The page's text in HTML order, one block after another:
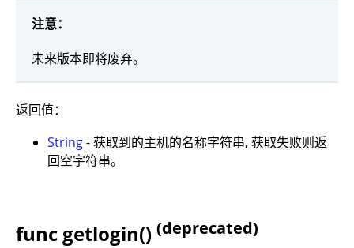
注意：
未来版本即将废弃。
返回值：
String- 获取到的主机的名称字符串, 获取失败则返
回空字符串。
func getlogin() (deprecated)